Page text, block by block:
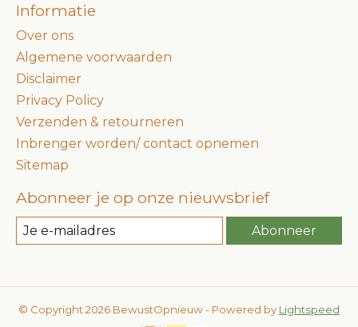
Informatie
Over ons
Algemene voorwaarden
Disclaimer
Privacy Policy
Verzenden & retourneren
Inbrenger worden/ contact opnemen
Sitemap
Abonneer je op onze nieuwsbrief
Abonneer
© Copyright 2026 BewustOpnieuw - Powered by Lightspeed